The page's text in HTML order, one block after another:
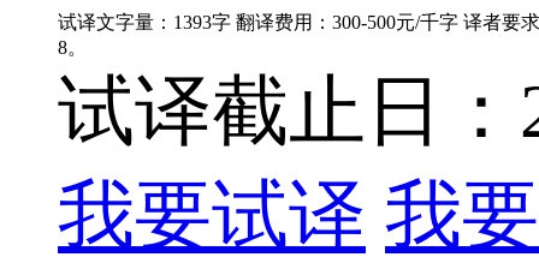
试译文字量：1393字 翻译费用：300-500元/千字 译者要
8。
试译截止日：
我要试译 我